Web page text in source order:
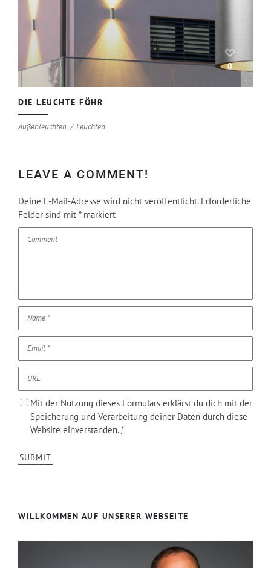
0
DIE LEUCHTE FÖHR
Außenleuchten Leuchten
LEAVE A COMMENT!
Deine E-Mail-Adresse wird nicht veröffentlicht. Erforderliche
Felder sind mit *markiert
Mit der Nutzung dieses Formulars erklärst du dich mit der
Speicherung und Verarbeitung deiner Daten durch diese
Website einverstanden.*
WILLKOMMEN AUF UNSERER WEBSEITE